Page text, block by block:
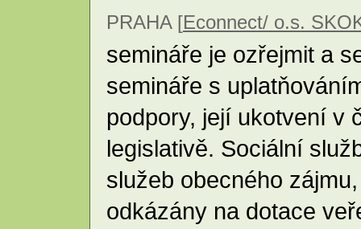
PRAHA [Econnect/ o.s.
semináře je ozřejmit a
semináře s
podpory, její ukotvení v
legislativě. Sociální
služeb obecného
odkázány na dotace